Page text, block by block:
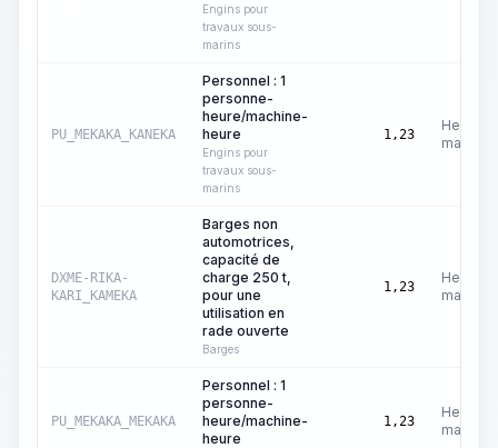
Engins pour
travaux sous-
marins
PU_MEKAKA_KANEKA
Personnel : 1
personne-
heure/machine-
heure
Engins pour
travaux sous-
marins
1,23
Heures
machine
DXME-RIKA-
KARI_KAMEKA
Barges non
automotrices,
capacité de
charge 250 t,
pour une
utilisation en
rade ouverte
Barges
1,23
Heures
machine
PU_MEKAKA_MEKAKA
Personnel : 1
personne-
heure/machine-
heure
1,23
Heures
machine